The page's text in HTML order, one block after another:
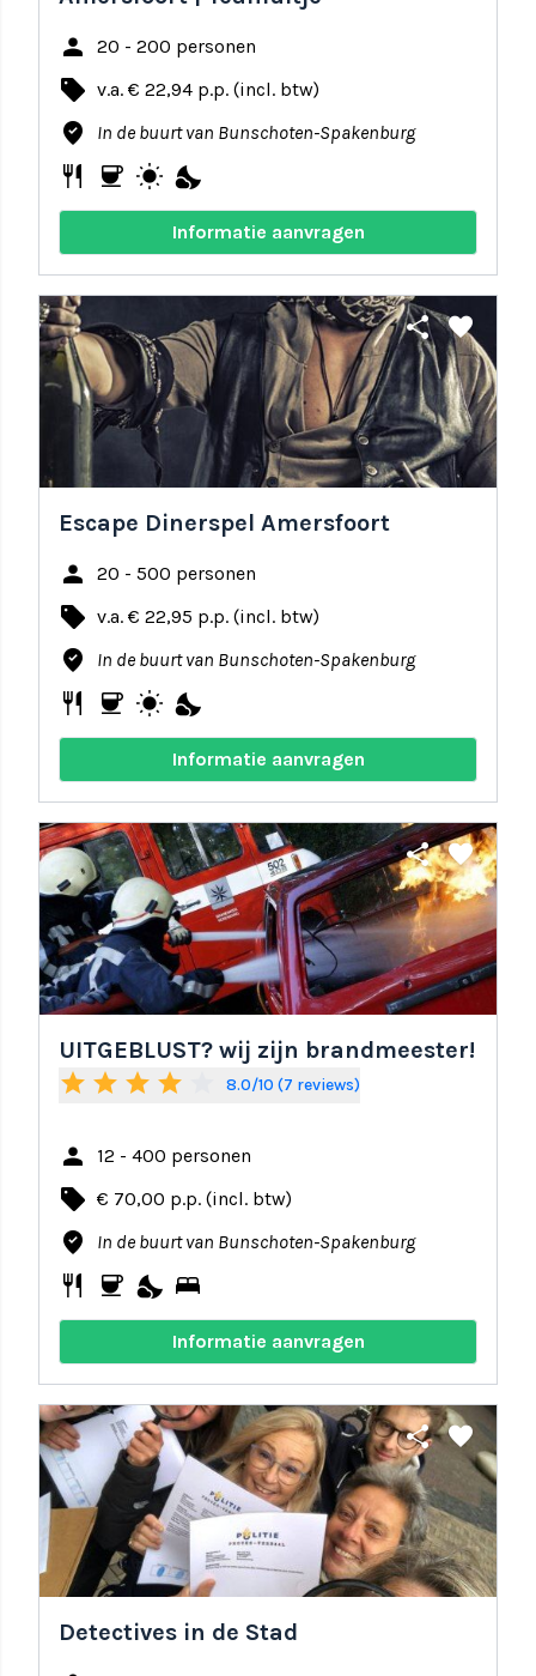
person 20 - 200 personen
local_offer v.a. € 22,94 p.p. (incl. btw)
where_to_vote In de buurt van Bunschoten-Spakenburg
restaurant coffee wb_sunny nights_stay
Informatie aanvragen
share favorite
Escape Dinerspel Amersfoort
person 20 - 500 personen
local_offer v.a. € 22,95 p.p. (incl. btw)
where_to_vote In de buurt van Bunschoten-Spakenburg
restaurant coffee wb_sunny nights_stay
Informatie aanvragen
share favorite
UITGEBLUST? wij zijn brandmeester!
star star star star 8.0/10 (7 reviews)
person 12 - 400 personen
local_offer € 70,00 p.p. (incl. btw)
where_to_vote In de buurt van Bunschoten-Spakenburg
restaurant coffee nights_stay bed
Informatie aanvragen
share favorite
Detectives in de Stad